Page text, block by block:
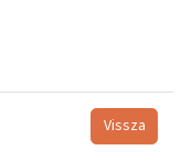
Vissza